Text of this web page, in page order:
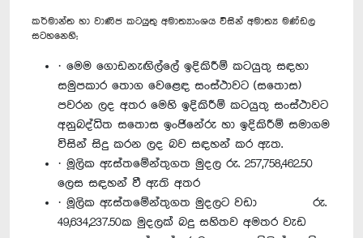
කර්මාන්ත හා වාණිජ කටයුතු අමාත්‍යාංශය විසින් අමාත්‍ය මණ්ඩල
සටහනෙහි;
· මෙම ගොඩනැඟිල්ලේ ඉදිකිරීම් කටයුතු සඳහා
සමුපකාර තොග වෙළෙඳ සංස්ථාවට (සතොස)
පවරන ලද අතර මෙහි ඉදිකිරීම් කටයුතු සංස්ථාවට
අනුබද්ධිත සතොස ඉංජිනේරු හා ඉදිකිරීම් සමාගම
විසින් සිදු කරන ලද බව සඳහන් කර ඇත.
· මූලික ඇස්තමේන්තුගත මුදල රු. 257,758,462.50
ලෙස සඳහන් වී ඇති අතර
· මූලික ඇස්තමේන්තුගත මුදලට වඩා රු.
49,634,237.50ක මුදලක් බදු සහිතව අමතර වැඩ